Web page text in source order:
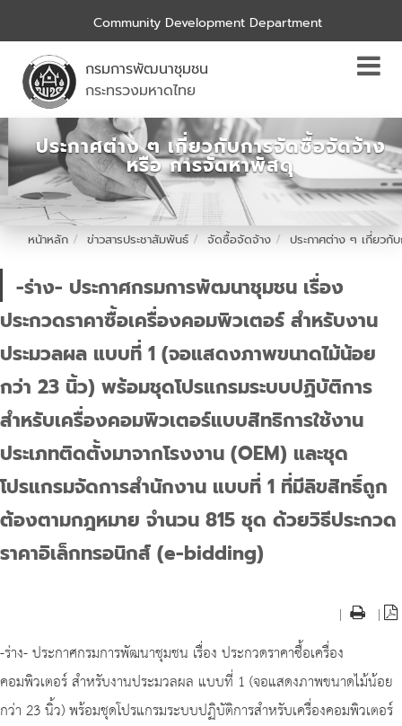
Community Development Department
กรมการพัฒนาชุมชน
กระทรวงมหาดไทย
ประกาศต่าง ๆ เกี่ยวกับการจัดซื้อจัดจ้าง
หรือ การจัดหาพัสดุ
หน้าหลัก ข่าวสารประชาสัมพันธ์ จัดซื้อจัดจ้าง ประกาศต่าง ๆ เกี่ยว
-ร่าง- ประกาศกรมการพัฒนาชุมชน เรื่อง
ประกวดราคาซื้อเครื่องคอมพิวเตอร์ สำหรับงาน
ประมวลผล แบบที่ 1 (จอแสดงภาพขนาดไม้น้อย
กว่า 23 นิ้ว) พร้อมชุดโปรแกรมระบบปฏิบัติการ
สำหรับเครื่องคอมพิวเตอร์แบบสิทธิการใช้งาน
ประเภทติดตั้งมาจากโรงงาน (OEM) และชุด
โปรแกรมจัดการสำนักงาน แบบที่ 1 ที่มีลิขสิทธิ์ถูก
ต้องตามกฎหมาย จำนวน 815 ชุด ด้วยวิธีประกวด
ราคาอิเล็กทรอนิกส์ (e-bidding)
| |
-ร่าง- ประกาศกรมการพัฒนาชุมชน เรื่อง ประกวดราคาซื้อเครื่อง
คอมพิวเตอร์ สำหรับงานประมวลผล แบบที่ 1 (จอแสดงภาพขนาดไม้น้อย
กว่า 23 นิ้ว) พร้อมชุดโปรแกรมระบบปฏิบัติการสำหรับเครื่องคอมพิวเตอร์